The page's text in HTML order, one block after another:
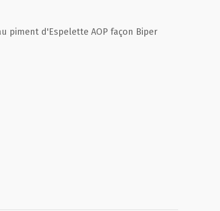
piment d'Espelette AOP façon Biper